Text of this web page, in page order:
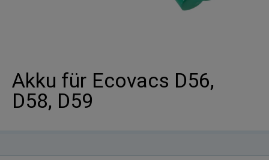
Akku für Ecovacs D56,
D58, D59